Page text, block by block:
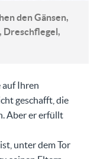
den Gänsen,
Dreschflegel,
auf Ihren
geschafft, die
Aber er erfüllt
unter dem Tor